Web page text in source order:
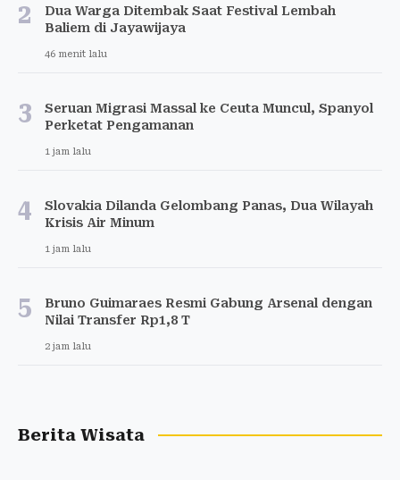
2
Dua Warga Ditembak Saat Festival Lembah
Baliem di Jayawijaya
46 menit lalu
3
Seruan Migrasi Massal ke Ceuta Muncul, Spanyol
Perketat Pengamanan
1 jam lalu
4
Slovakia Dilanda Gelombang Panas, Dua Wilayah
Krisis Air Minum
1 jam lalu
5
Bruno Guimaraes Resmi Gabung Arsenal dengan
Nilai Transfer Rp1,8 T
2 jam lalu
Berita Wisata